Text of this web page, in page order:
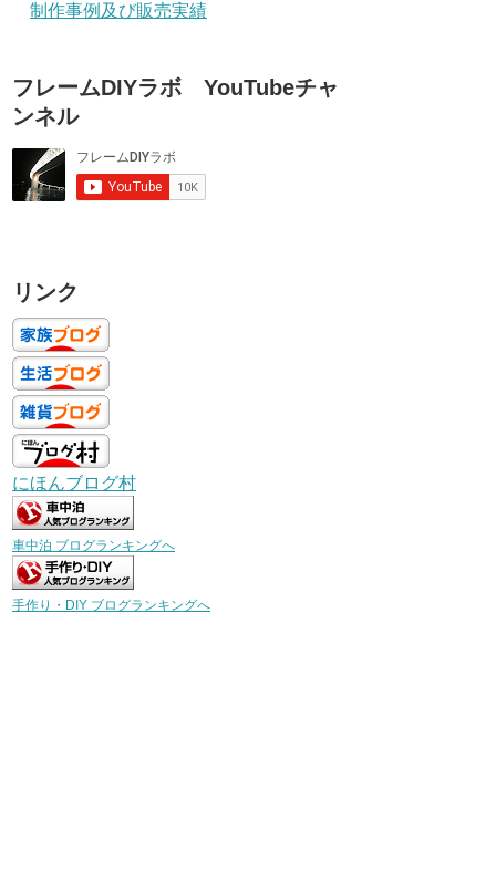
制作事例及び販売実績
フレームDIYラボ YouTubeチャ
ンネル
リンク
にほんブログ村
車中泊 ブログランキングへ
手作り・DIY ブログランキングへ